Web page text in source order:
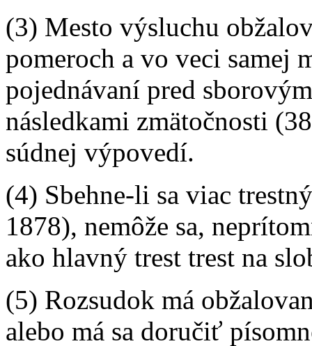
(3) Mesto výsluchu
pomeroch a vo veci samej
pojednávaní pred
následkami zmätočnosti
súdnej výpovedí.
(4) Sbehne-li sa viac
1878), nemôže sa,
ako hlavný trest trest na
(5) Rozsudok má
alebo má sa doručiť